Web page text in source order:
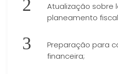
Atualização sobre
planeamento
Preparação para
financeira;